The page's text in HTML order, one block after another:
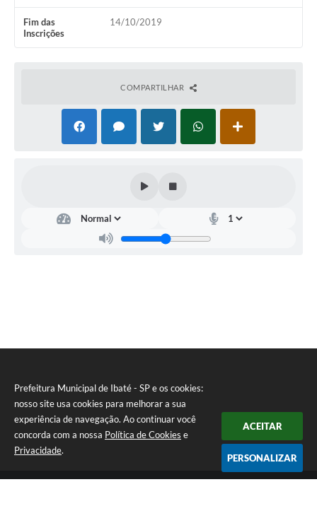
Prefeitura Municipal de Ibaté - SP e os cookies:
nosso site usa cookies para melhorar a sua
experiência de navegação. Ao continuar você
concorda com a nossa Política de Cookies e
Privacidade.
ACEITAR
PERSONALIZAR
Fim das
Inscrições
14/10/2019
COMPARTILHAR